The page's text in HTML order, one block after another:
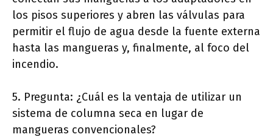
los pisos superiores y abren las válvulas para
permitir el flujo de agua desde la fuente externa
hasta las mangueras y, finalmente, al foco del
incendio.
5. Pregunta: ¿Cuál es la ventaja de utilizar un
sistema de columna seca en lugar de
mangueras convencionales?